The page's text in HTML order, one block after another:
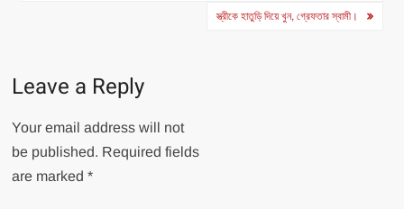
স্ত্রীকে হাতুড়ি দিয়ে খুন, গ্রেফতার স্বামী।
Leave a Reply
Your email address will not
be published. Required fields
are marked*